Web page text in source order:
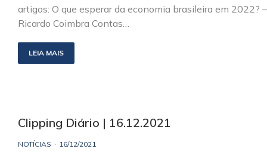
artigos: O que esperar da economia brasileira em 2022?
Ricardo Coimbra Contas…
LEIA MAIS
Clipping Diário | 16.12.2021
NOTÍCIAS 16/12/2021